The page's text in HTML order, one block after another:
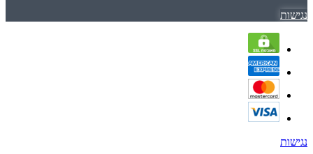
נגישות
נגישות